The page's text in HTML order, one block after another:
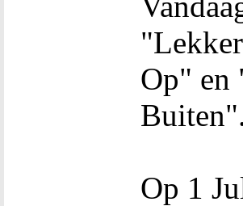
Op" en
Op 1